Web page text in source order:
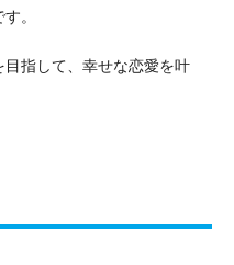
。
指して、幸せな恋愛を叶